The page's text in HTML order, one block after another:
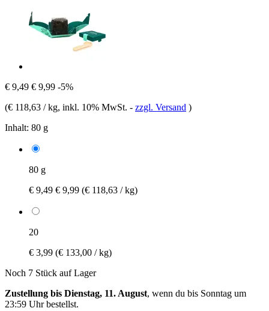
€ 9,49 € 9,99 -5%
(€ 118,63 / kg, inkl. 10% MwSt. - zzgl. Versand )
Inhalt: 80 g
80 g
€ 9,49 € 9,99 (€ 118,63 / kg)
20
€ 3,99 (€ 133,00 / kg)
Noch 7 Stück auf Lager
Zustellung bis Dienstag, 11. August, wenn du bis Sonntag um
23:59 Uhrbestellst.